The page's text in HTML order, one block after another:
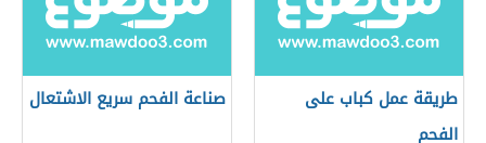
طريقة عمل كباب على
الفحم
صناعة الفحم سريع الاشتعال